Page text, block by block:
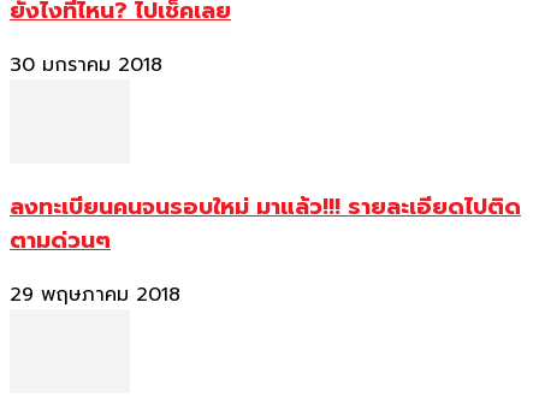
ยังไงที่ไหน? ไปเช็คเลย
30 มกราคม 2018
ลงทะเบียนคนจนรอบใหม่ มาแล้ว!!! รายละเอียดไปติด
ตามด่วนๆ
29 พฤษภาคม 2018